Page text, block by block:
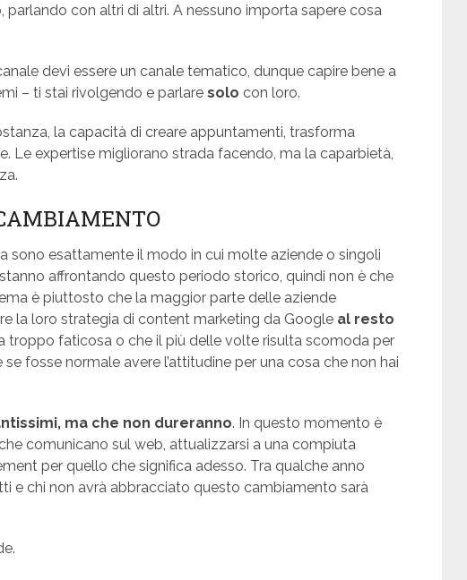
con altri di altri. A nessuno importa sapere cosa
devi essere un canale tematico, dunque capire bene a
– ti stai rivolgendo e parlare solo con loro.
la capacità di creare appuntamenti, trasforma
Le expertise migliorano strada facendo, ma la caparbietà,
sono esattamente il modo in cui molte aziende o singoli
affrontando questo periodo storico, quindi non è che
è piuttosto che la maggior parte delle aziende
la loro strategia di content marketing da Google al resto
troppo faticosa o che il più delle volte risulta scomoda per
fosse normale avere l’attitudine per una cosa che non hai
ma che non dureranno. In questo momento è
comunicano sul web, attualizzarsi a una compiuta
per quello che significa adesso. Tra qualche anno
e chi non avrà abbracciato questo cambiamento sarà